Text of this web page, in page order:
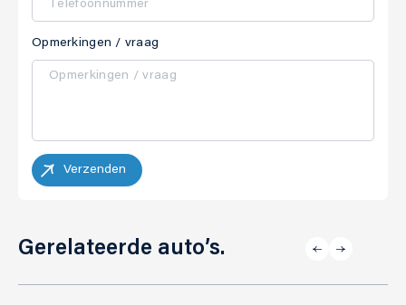
Opmerkingen / vraag
Verzenden
Gerelateerde auto’s.